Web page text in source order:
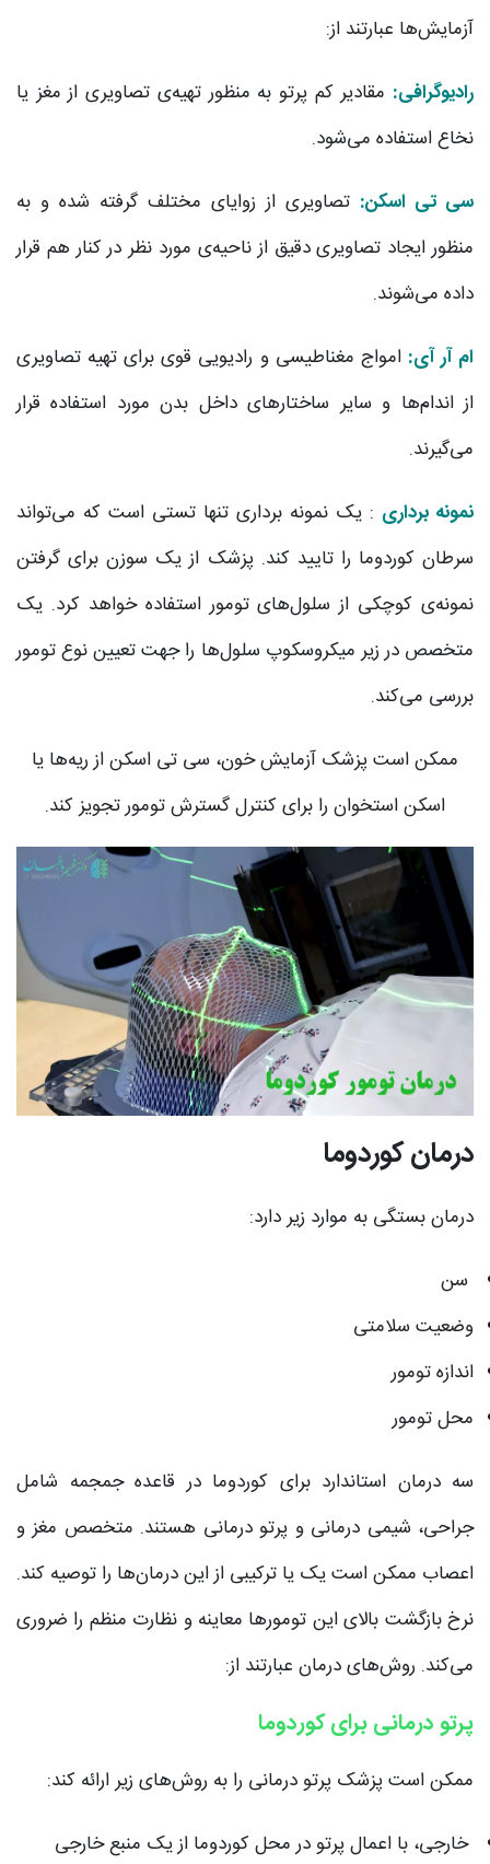
آزمایش‌ها عبارتند از:
رادیوگرافی: مقادیر کم پرتو به منظور تهیه‌ی تصاویری از مغز یا
نخاع استفاده می‌شود.
سی تی اسکن: تصاویری از زوایای مختلف گرفته شده و به
منظور ایجاد تصاویری دقیق از ناحیه‌ی مورد نظر در کنار هم قرار
داده می‌شوند.
ام آر آی: امواج مغناطیسی و رادیویی قوی برای تهیه تصاویری
از اندام‌ها و سایر ساختارهای داخل بدن مورد استفاده قرار
می‌گیرند.
نمونه برداری : یک نمونه برداری تنها تستی است که می‌تواند
سرطان کوردوما را تایید کند. پزشک از یک سوزن برای گرفتن
نمونه‌ی کوچکی از سلول‌های تومور استفاده خواهد کرد. یک
متخصص در زیر میکروسکوپ سلول‌ها را جهت تعیین نوع تومور
بررسی می‌کند.
ممکن است پزشک آزمایش خون، سی تی اسکن از ریه‌ها یا
اسکن استخوان را برای کنترل گسترش تومور تجویز کند.
درمان کوردوما
درمان بستگی به موارد زیر دارد:
سن
وضعیت سلامتی
اندازه تومور
محل تومور
سه درمان استاندارد برای کوردوما در قاعده جمجمه شامل
جراحی، شیمی درمانی و پرتو درمانی هستند. متخصص مغز و
اعصاب ممکن است یک یا ترکیبی از این درمان‌ها را توصیه کند.
نرخ بازگشت بالای این تومورها معاینه و نظارت منظم را ضروری
می‌کند. روش‌های درمان عبارتند از:
پرتو درمانی برای کوردوما
ممکن است پزشک پرتو درمانی را به روش‌های زیر ارائه کند:
خارجی، با اعمال پرتو در محل کوردوما از یک منبع خارجی